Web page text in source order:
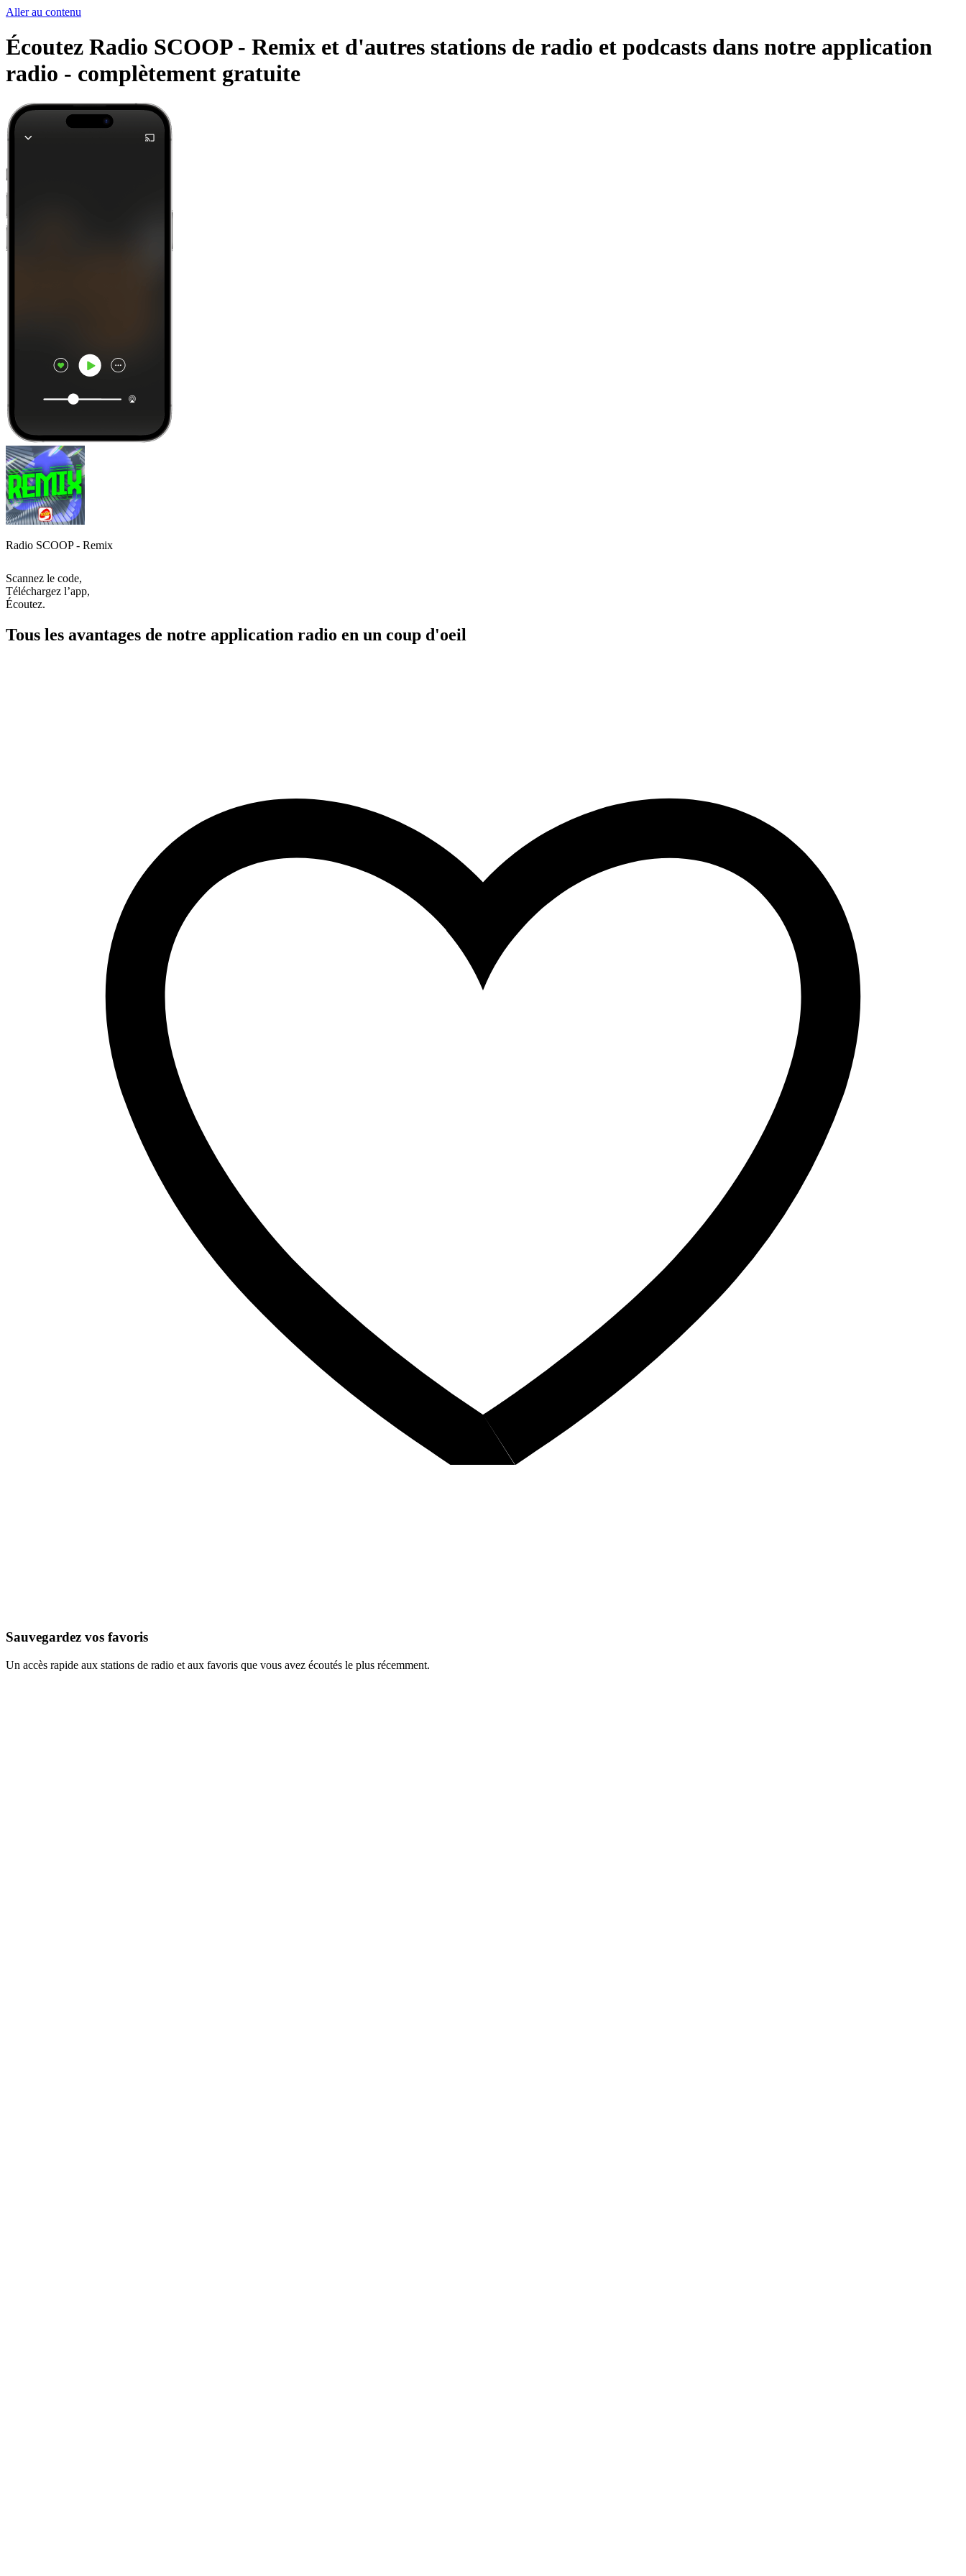
Aller au contenu
Écoutez Radio SCOOP - Remix et d'autres stations de radio et podcasts dans notre application
radio - complètement gratuite
Radio SCOOP - Remix
Scannez le code,
Téléchargez l’app,
Écoutez.
Tous les avantages de notre application radio en un coup d'oeil
Sauvegardez vos favoris
Un accès rapide aux stations de radio et aux favoris que vous avez écoutés le plus récemment.